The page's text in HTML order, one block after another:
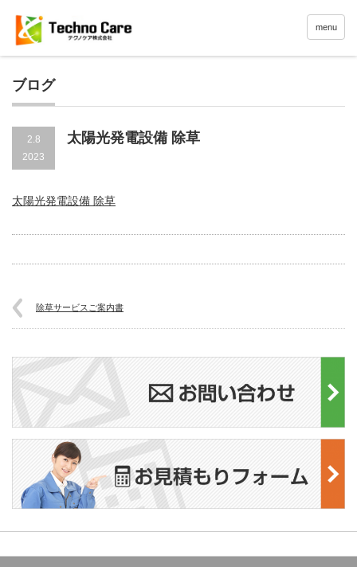
menu
ブログ
2.8
2023
太陽光発電設備 除草
太陽光発電設備 除草
除草サービスご案内書